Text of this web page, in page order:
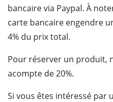
bancaire via Paypal. À
carte bancaire engendre
4% du prix total.
Pour réserver un produit,
acompte de 20%.
Si vous êtes intéressé par